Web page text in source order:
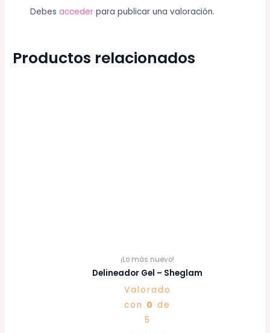
Debesacceder para publicar una valoración.
Productos relacionados
¡Lo más nuevo!
Delineador Gel – Sheglam
Valorado
con 0 de
5